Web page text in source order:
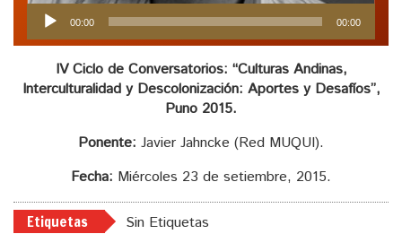
Reproductor
de
audio
00:00 00:00
IV Ciclo de Conversatorios: “Culturas Andinas,
Interculturalidad y Descolonización: Aportes y Desafíos”,
Puno 2015.
Ponente: Javier Jahncke (Red MUQUI).
Fecha: Miércoles 23 de setiembre, 2015.
Etiquetas Sin Etiquetas